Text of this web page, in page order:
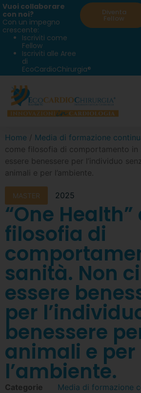
Vuoi collaborare
con noi?
Con un impegno
crescente:
Iscriviti come
Fellow
Iscriviti alle Aree
di
EcoCardioChirurgia®
Diventa
Fellow
Home / Media di formazione
come filosofia di comportamento in
essere benessere per l’individuo
animali e per l’ambiente.
MASTER 2025
“One
filosofia di
sanità. Non
essere
per
benessere
animali e per
l’ambiente.
Categorie Media di formazione